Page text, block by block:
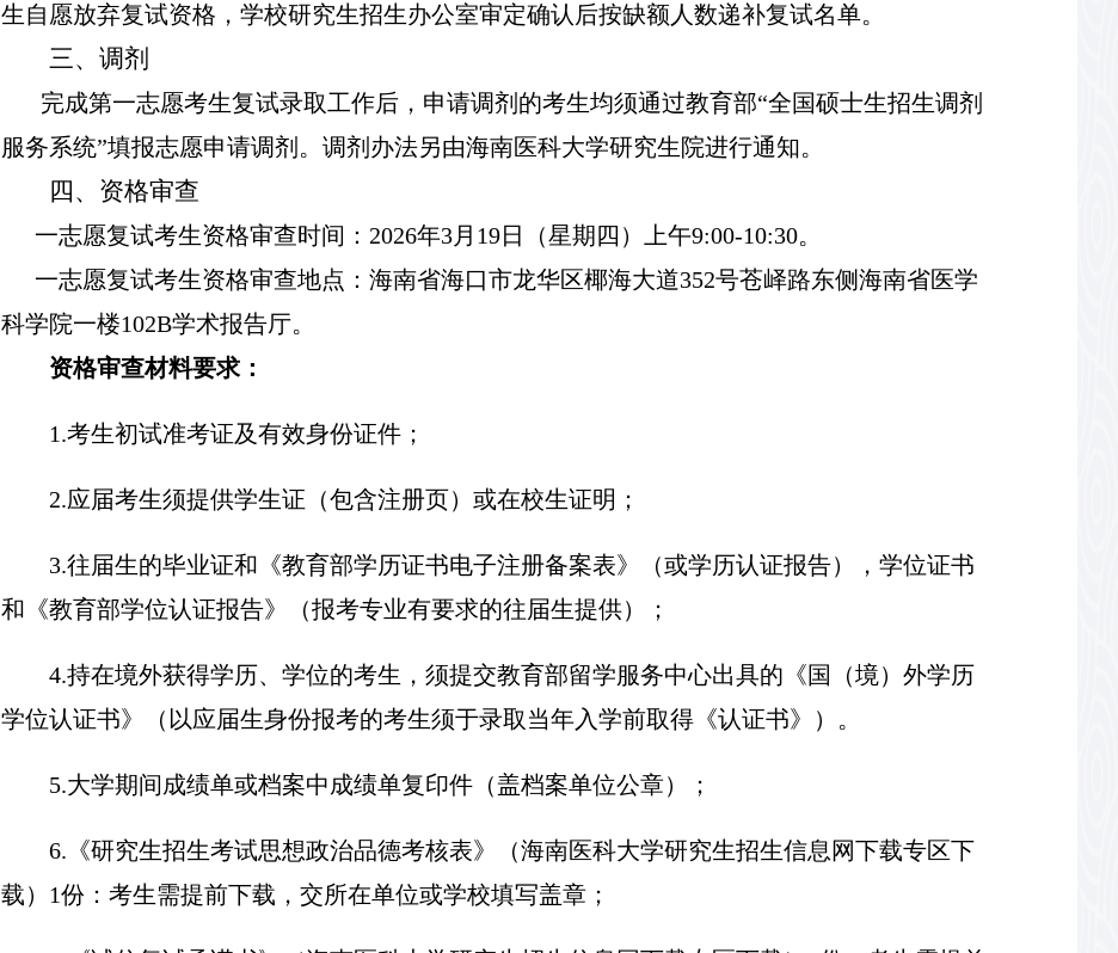
生自愿放弃复试资格，学校研究生招生办公室审定确认后按缺额人数递补复试名单。
三、调剂
完成第一志愿考生复试录取工作后，申请调剂的考生均须通过教育部“全国硕士生招生调剂
服务系统”填报志愿申请调剂。调剂办法另由海南医科大学研究生院进行通知。
四、资格审查
一志愿复试考生资格审查时间 ： 2026年3月 19日（星期 四 ） 上午9:00-10:30。
一志愿复试考生资格审查地点：海南省海口市龙华区椰海大道352号苍峄路东侧海南省医学
科学院一楼102B学术报告厅。
资格审查材料要求：
1.考生初试准考证及有效身份证件；
2.应届考生须提供学生证（包含注册页）或在校生证明；
3.往届生的毕业证和 《教育部学历证书电子注册备案表》
（或学历认证报告），学位证书
和《教育部学位认证报告》（报考专业有要求的往届生提供）；
4.持在境外获得学历、学位的考生，须提交教育部留学服务中心出具的《国（境）外学历
学位认证书》（以应届生身份报考的考生须于录取当年入学前取得《认证书》）。
5.大学期间成绩单或档案中成绩单复印件（盖档案单位公章）；
6. 《研究生招生考试思想政治品德考核表》（海南医科大学研究生招生信息网下载专区下
载） 1份：考生需提前下载，交所在单位或学校填写盖章；